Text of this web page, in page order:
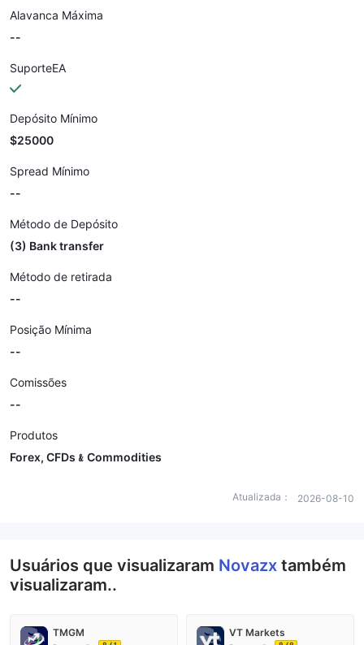
Alavanca Máxima
--
SuporteEA
Depósito Mínimo
$25000
Spread Mínimo
--
Método de Depósito
(3) Bank transfer
Método de retirada
--
Posição Mínima
--
Comissões
--
Produtos
Forex, CFDs﹠Commodities
Atualizada： 2026-08-10
Usuários que visualizaram Novazx também
visualizaram..
TMGM VT Markets